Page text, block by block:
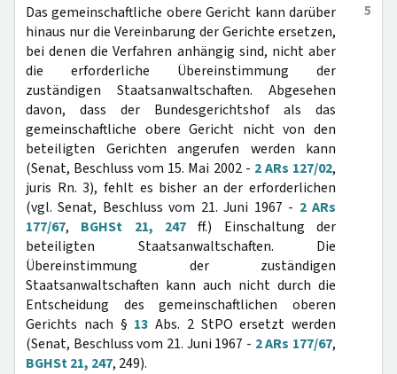
5
Das gemeinschaftliche obere Gericht kann darüber
hinaus nur die Vereinbarung der Gerichte ersetzen,
bei denen die Verfahren anhängig sind, nicht aber
die erforderliche Übereinstimmung der
zuständigen Staatsanwaltschaften. Abgesehen
davon, dass der Bundesgerichtshof als das
gemeinschaftliche obere Gericht nicht von den
beteiligten Gerichten angerufen werden kann
(Senat, Beschluss vom 15. Mai 2002 - 2 ARs 127/02,
juris Rn. 3), fehlt es bisher an der erforderlichen
(vgl. Senat, Beschluss vom 21. Juni 1967 - 2 ARs
177/67, BGHSt 21, 247 ff.) Einschaltung der
beteiligten Staatsanwaltschaften. Die
Übereinstimmung der zuständigen
Staatsanwaltschaften kann auch nicht durch die
Entscheidung des gemeinschaftlichen oberen
Gerichts nach § 13 Abs. 2 StPO ersetzt werden
(Senat, Beschluss vom 21. Juni 1967 - 2 ARs 177/67,
BGHSt 21, 247, 249).